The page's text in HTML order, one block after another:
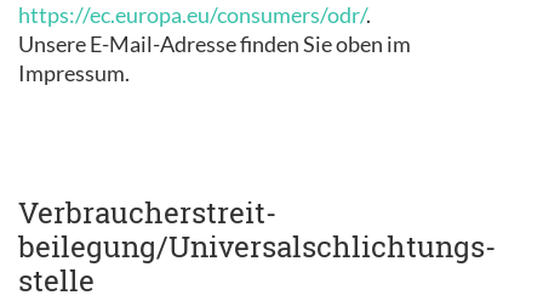
https://ec.europa.eu/consumers/odr/.
Unsere E-Mail-Adresse finden Sie oben im
Impressum.
Verbraucher­streit­
beilegung/Universal­schlichtungs­
stelle